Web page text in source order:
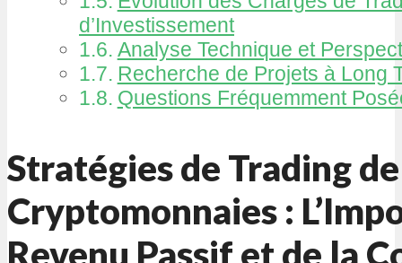
d’Investissement
Analyse Technique et
Recherche de Projets à Long
Questions Fréquemment
Stratégies de Trading de
Cryptomonnaies :
Revenu Passif et de la